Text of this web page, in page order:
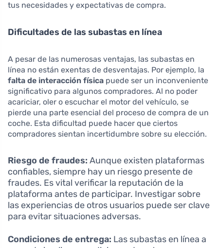
tus necesidades y expectativas de compra.
Dificultades de las subastas en línea
A pesar de las numerosas ventajas, las subastas en
línea no están exentas de desventajas. Por ejemplo, la
falta de interacción física puede ser un inconveniente
significativo para algunos compradores. Al no poder
acariciar, oler o escuchar el motor del vehículo, se
pierde una parte esencial del proceso de compra de un
coche. Esta dificultad puede hacer que ciertos
compradores sientan incertidumbre sobre su elección.
Riesgo de fraudes: Aunque existen plataformas
confiables, siempre hay un riesgo presente de
fraudes. Es vital verificar la reputación de la
plataforma antes de participar. Investigar sobre
las experiencias de otros usuarios puede ser clave
para evitar situaciones adversas.
Condiciones de entrega: Las subastas en línea a